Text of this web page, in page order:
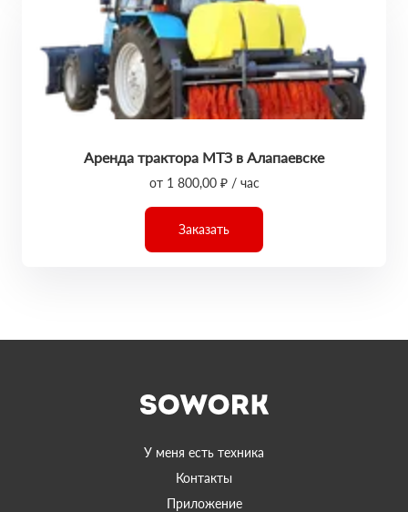
Аренда трактора МТЗ в Алапаевске
от 1 800,00 ₽ / час
Заказать
У меня есть техника
Контакты
Приложение